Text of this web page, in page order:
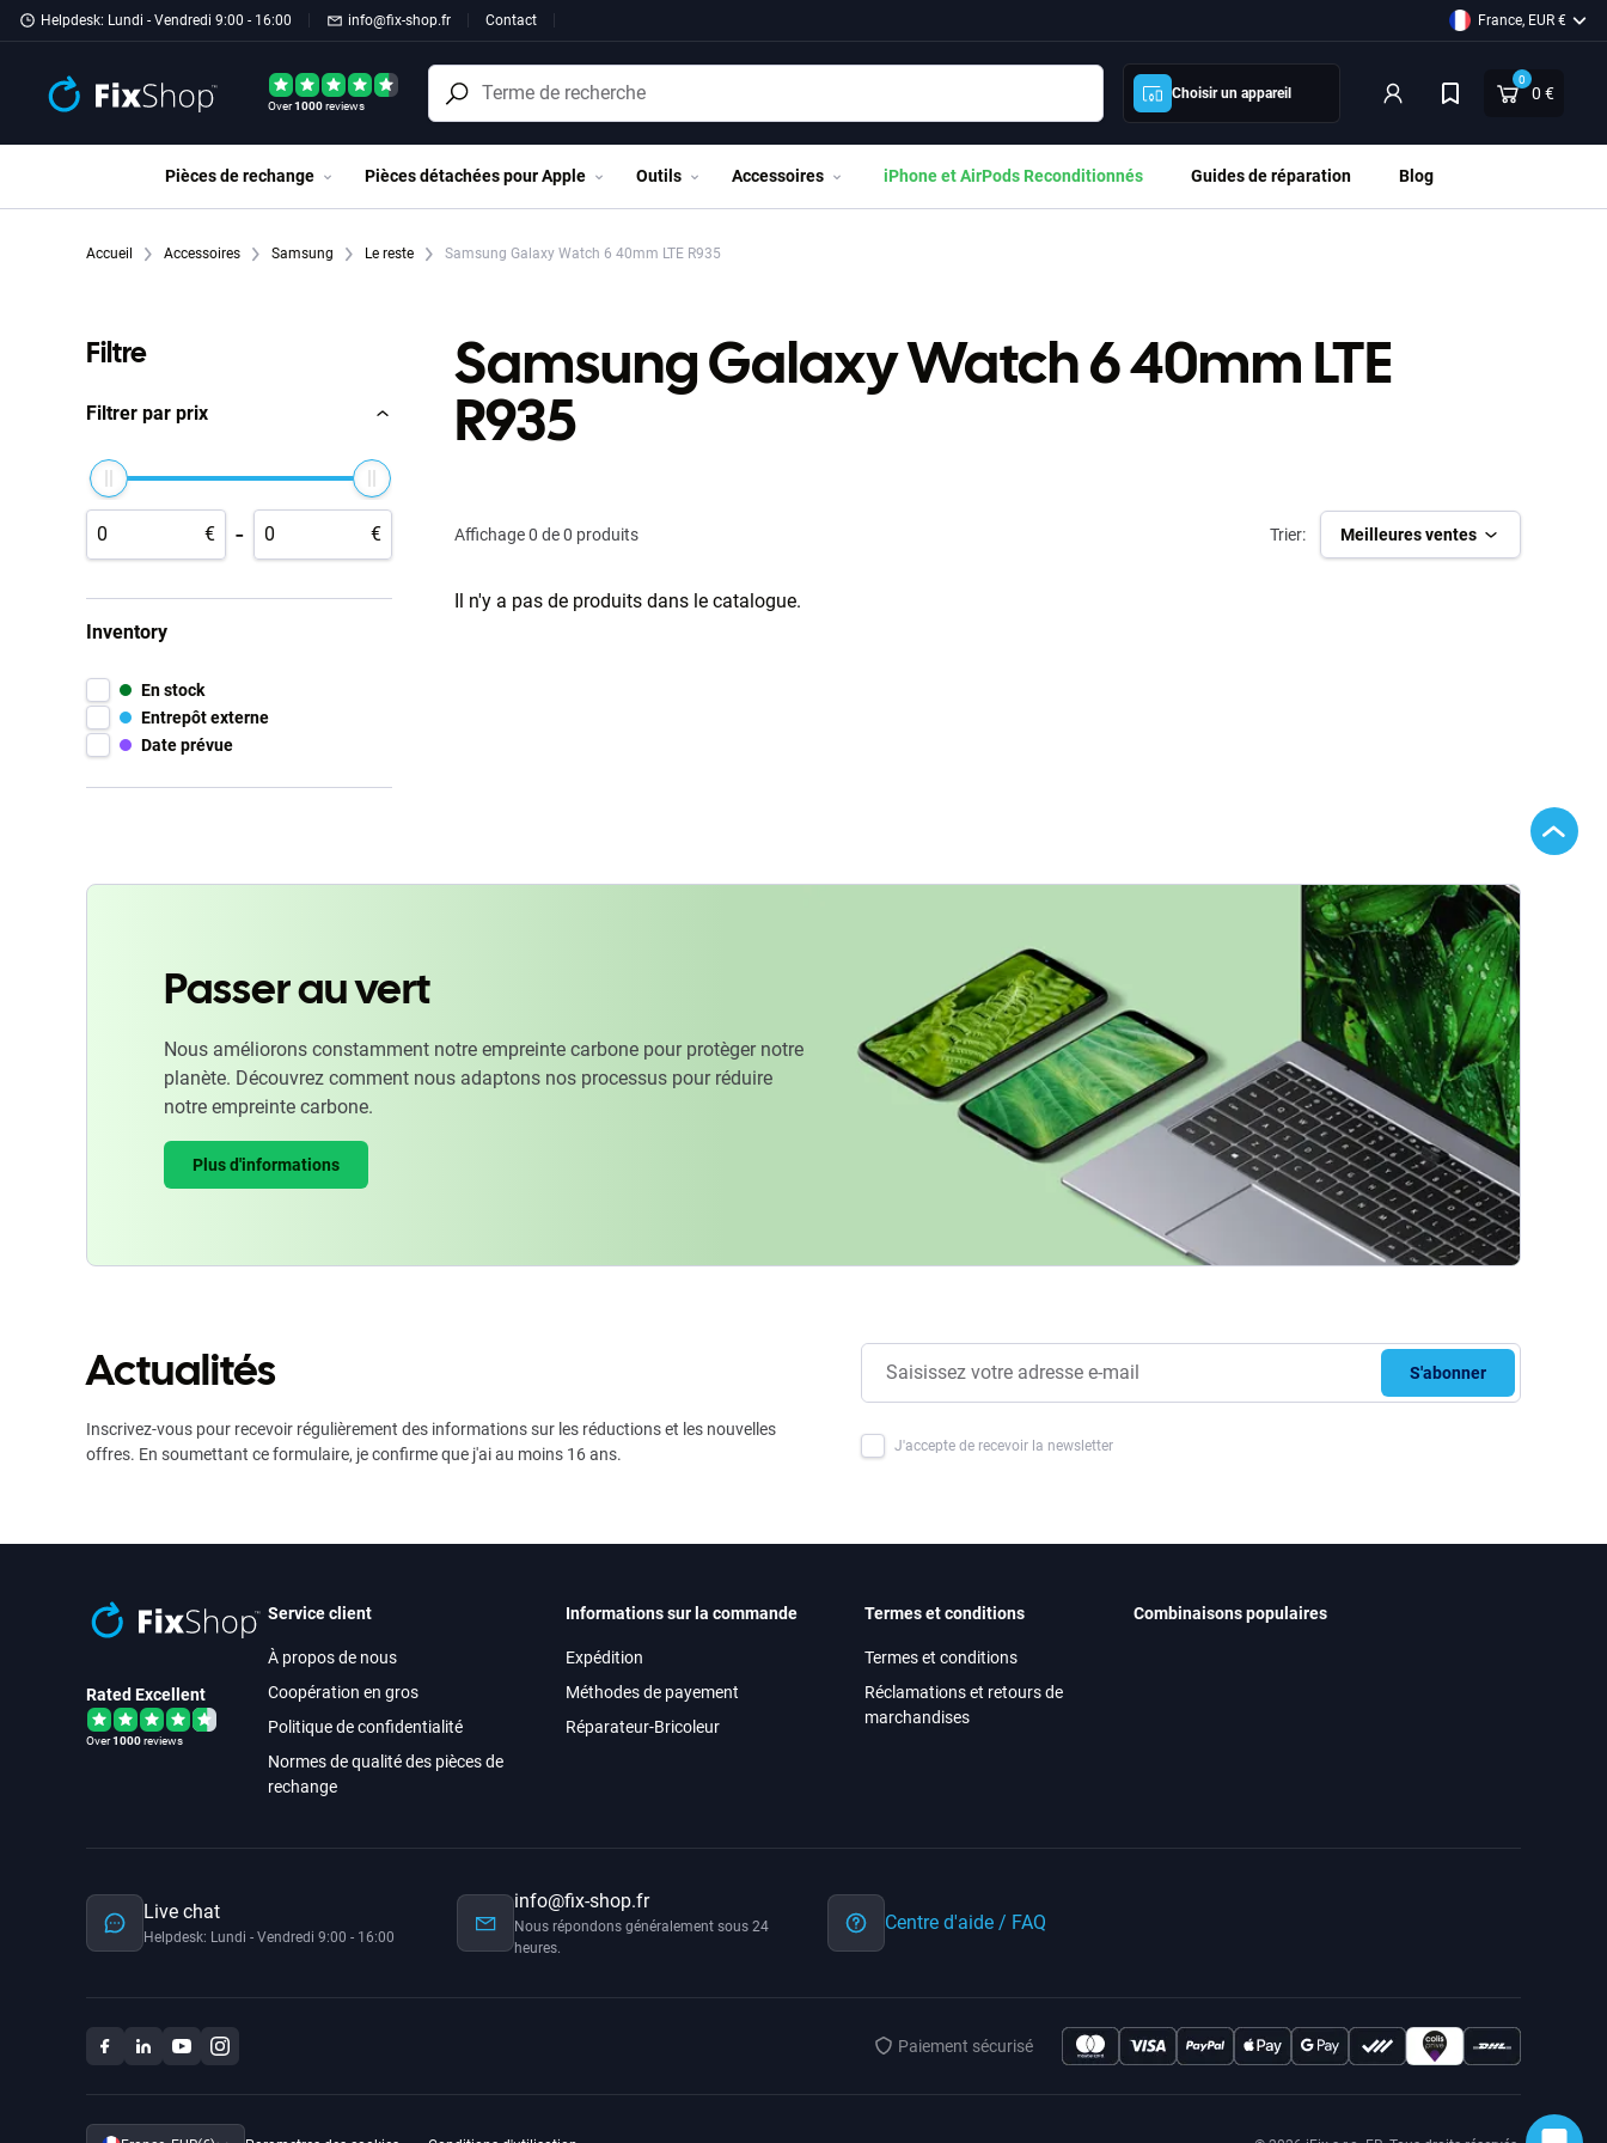
Passer au contenu principal
Helpdesk: Lundi - Vendredi 9:00 - 16:00 info@fix-shop.fr Contact France, EUR €
Over1000reviews
Choisir un appareil
0
0 €
Pièces de rechange Pièces détachées pour Apple Outils Accessoires iPhone et AirPods Reconditionnés Guides de réparation Blog
Accueil Accessoires Samsung Le reste Samsung Galaxy Watch 6 40mm LTE R935
Filtre
Filtrer par prix
€ - €
Inventory
En stock
Entrepôt externe
Date prévue
Samsung Galaxy Watch 6 40mm LTE
R935
Affichage0 de 0 produits Trier: Meilleures ventes
Il n'y a pas de produits dans le catalogue.
Passer au vert
Nous améliorons constamment notre empreinte carbone pour protèger notre
planète. Découvrez comment nous adaptons nos processus pour réduire
notre empreinte carbone.
Plus d'informations
Actualités
Inscrivez-vous pour recevoir régulièrement des informations sur les réductions et les nouvelles
offres. En soumettant ce formulaire, je confirme que j'ai au moins 16 ans.
S'abonner
J'accepte de recevoir la newsletter
Rated Excellent
Over1000reviews
Service client
À propos de nous
Coopération en gros
Politique de confidentialité
Normes de qualité des pièces de
rechange
Informations sur la commande
Expédition
Méthodes de payement
Réparateur-Bricoleur
Termes et conditions
Termes et conditions
Réclamations et retours de
marchandises
Combinaisons populaires
Live chat
Helpdesk: Lundi - Vendredi 9:00 - 16:00
info@fix-shop.fr
Nous répondons généralement sous 24
heures.
Centre d'aide / FAQ
Paiement sécurisé